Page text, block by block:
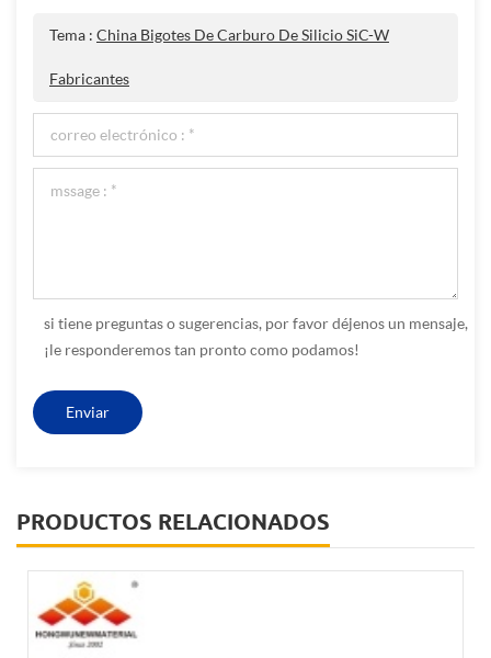
Tema : China Bigotes De Carburo De Silicio SiC-W
Fabricantes
si tiene preguntas o sugerencias, por favor déjenos un mensaje,
¡le responderemos tan pronto como podamos!
PRODUCTOS RELACIONADOS